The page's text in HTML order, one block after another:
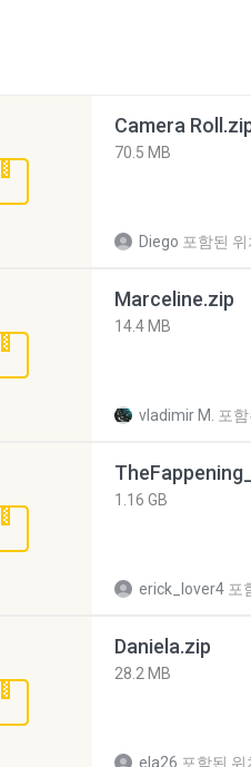
Camera
70.5 MB
Diego 포함된 위
Marceline.zip
14.4 MB
vladimir M. 포
1.16 GB
erick_lover4 포
Daniela.zip
28.2 MB
ela26 포함된 위